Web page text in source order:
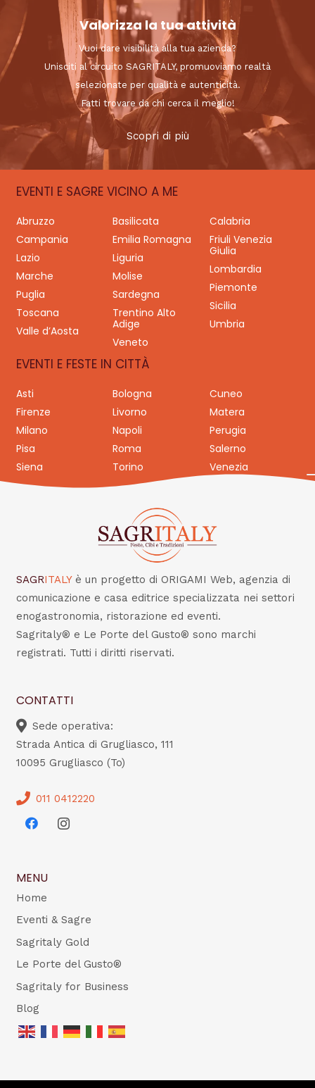
Valorizza la tua attività
Vuoi dare visibilità alla tua azienda?
Unisciti al circuito SAGRITALY, promuoviamo realtà
selezionate per qualità e autenticità.
Fatti trovare da chi cerca il meglio!
Scopri di più
EVENTI E SAGRE VICINO A ME
Abruzzo Basilicata
Calabria
Campania
Emilia Romagna
Friuli Venezia
Giulia
Lazio
Liguria
Lombardia
Marche
Molise
Piemonte
Puglia
Sardegna
Sicilia
Toscana
Trentino Alto
Adige
Umbria
Valle d’Aosta
Veneto
EVENTI E FESTE IN CITTÀ
Asti Bologna
Cuneo
Firenze
Livorno
Matera
Milano
Napoli
Perugia
Pisa
Roma
Salerno
Siena
Torino Venezia
SAGRITALY è un progetto di ORIGAMI Web, agenzia di
comunicazione e casa editrice specializzata nei settori
enogastronomia, ristorazione ed eventi.
Sagritaly® e Le Porte del Gusto® sono marchi
registrati. Tutti i diritti riservati.
CONTATTI
Sede operativa:
Strada Antica di Grugliasco, 111
10095 Grugliasco (To)
011 0412220
MENU
Home
Eventi & Sagre
Sagritaly Gold
Le Porte del Gusto®
Sagritaly for Business
Blog